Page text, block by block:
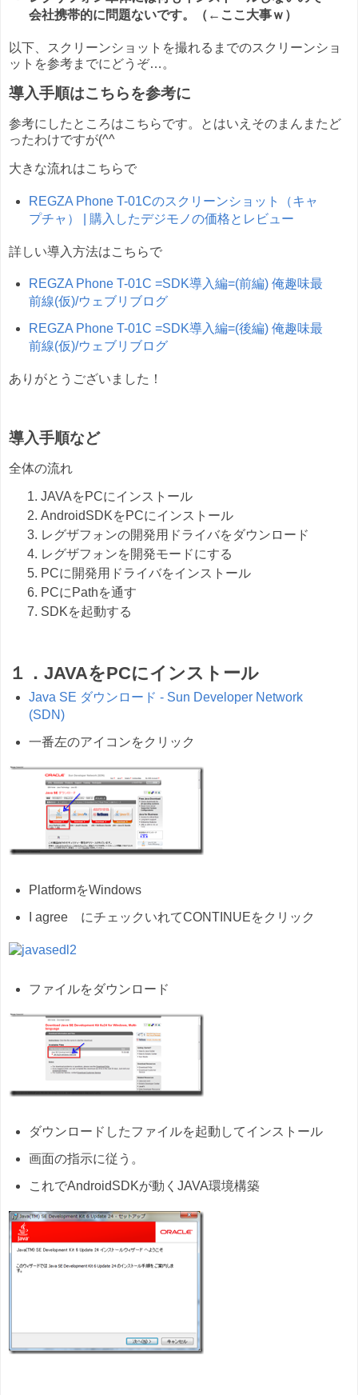
会社携帯的に問題ないです。（←ここ大事ｗ）
以下、スクリーンショットを撮れるまでのスクリーンショ
ットを参考までにどうぞ…。
導入手順はこちらを参考に
参考にしたところはこちらです。とはいえそのまんまたど
ったわけですが(^^ゞ
大きな流れはこちらで
REGZA Phone T-01Cのスクリーンショット（キャ
プチャ） | 購入したデジモノの価格とレビュー
詳しい導入方法はこちらで
REGZA Phone T-01C =SDK導入編=(前編) 俺趣味最
前線(仮)/ウェブリブログ
REGZA Phone T-01C =SDK導入編=(後編) 俺趣味最
前線(仮)/ウェブリブログ
ありがとうございました！
導入手順など
全体の流れ
JAVAをPCにインストール
AndroidSDKをPCにインストール
レグザフォンの開発用ドライバをダウンロード
レグザフォンを開発モードにする
PCに開発用ドライバをインストール
PCにPathを通す
SDKを起動する
１．JAVAをPCにインストール
Java SE ダウンロード - Sun Developer Network
(SDN)
一番左のアイコンをクリック
PlatformをWindows
I agree にチェックいれてCONTINUEをクリック
ファイルをダウンロード
ダウンロードしたファイルを起動してインストール
画面の指示に従う。
これでAndroidSDKが動くJAVA環境構築